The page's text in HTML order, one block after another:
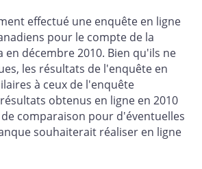
effectué une enquête en ligne
pour le compte de la
en décembre 2010. Bien qu'ils ne
les résultats de l'enquête en
à ceux de l'enquête
obtenus en ligne en 2010
comparaison pour d'éventuelles
souhaiterait réaliser en ligne